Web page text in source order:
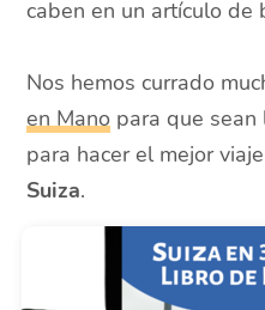
caben en un artículo de
Nos hemos currado
en Mano para que
para hacer el mejor
Suiza.